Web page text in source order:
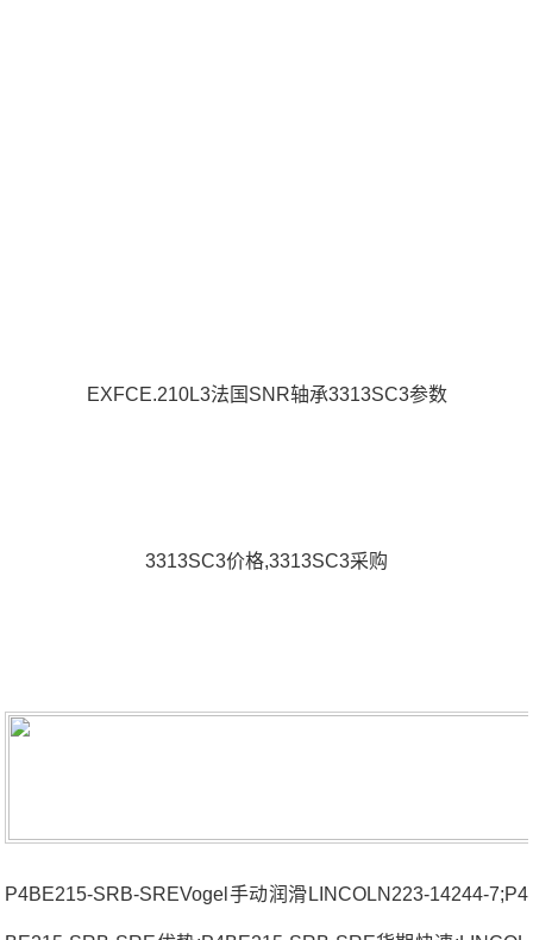
EXFCE.210L3法国SNR轴承3313SC3参数
3313SC3价格,3313SC3采购
P4BE215-SRB-SREVogel手动润滑LINCOLN223-14244-7;P4